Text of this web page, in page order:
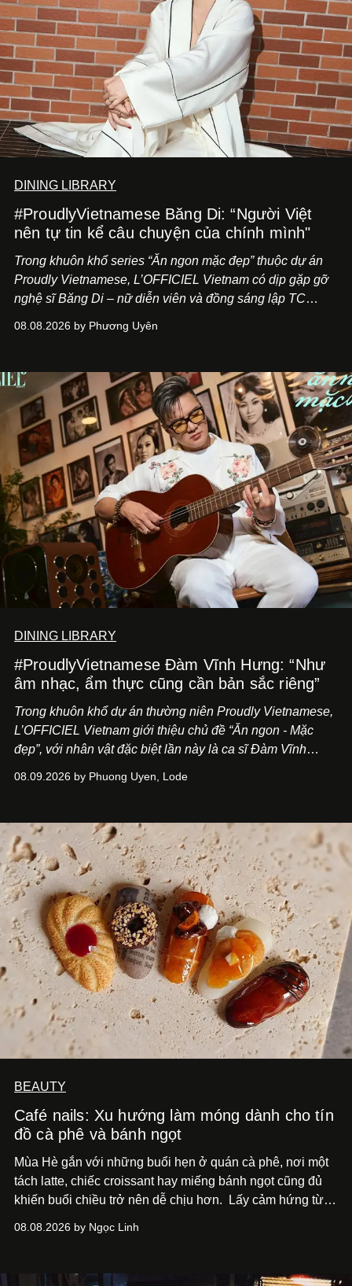
DINING LIBRARY
#ProudlyVietnamese Băng Di: “Người Việt
nên tự tin kể câu chuyện của chính mình"
Trong khuôn khổ series “Ăn ngon mặc đẹp” thuộc dự án
Proudly Vietnamese, L’OFFICIEL Vietnam có dịp gặp gỡ
nghệ sĩ Băng Di – nữ diễn viên và đồng sáng lập TC
Kitchen Bar và SALEM tại TP.HCM.
08.08.2026 by Phương Uyên
DINING LIBRARY
#ProudlyVietnamese Đàm Vĩnh Hưng: “Như
âm nhạc, ẩm thực cũng cần bản sắc riêng”
Trong khuôn khổ dự án thường niên Proudly Vietnamese,
L’OFFICIEL Vietnam giới thiệu chủ đề “Ăn ngon - Mặc
đẹp”, với nhân vật đặc biệt lần này là ca sĩ Đàm Vĩnh
Cà Phê Cà Pháo mang dấu ấn Indochine hoài niệm, thu
08.09.2026 by Phuong Uyen, Lode
BEAUTY
Café nails: Xu hướng làm móng dành cho tín
đồ cà phê và bánh ngọt
Mùa Hè gắn với những buổi hẹn ở quán cà phê, nơi một
tách latte, chiếc croissant hay miếng bánh ngọt cũng đủ
khiến buổi chiều trở nên dễ chịu hơn.
Lấy cảm hứng từ
sử dụng bảng màu nâu sữa, kem, trắng ngà cùng những
quán cà phê. Dưới đây là những mẫu nail được yêu thích
08.08.2026 by Ngọc Linh